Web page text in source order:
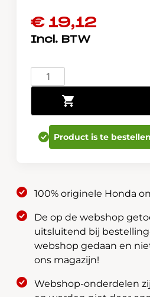
€19,12
Honda
Lakstift
Ionized
Bronze
Metallic
W-
YR580MHE
aantal
Toevoegen aan
Product is te
100% originele Honda
De op de webshop
uitsluitend bij
webshop gedaan en
ons magazijn!
Webshop-onderdelen